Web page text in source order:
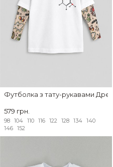
Футболка з тату-рукавами
579 грн.
98 104 110 116 122 128 134
140
146
152